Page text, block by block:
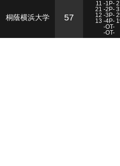
桐蔭横浜大学 57
11 -1P-
21 -2P-
12 -3P-
13 -4P-
-OT-
-OT-